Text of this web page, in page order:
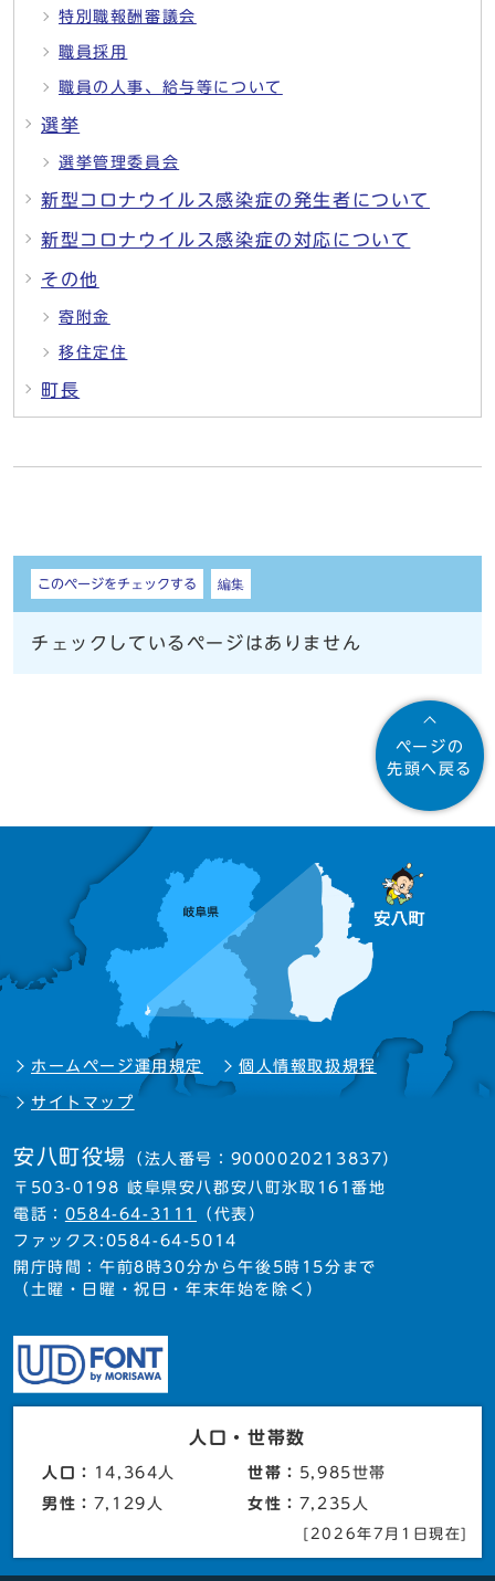
特別職報酬審議会
職員採用
職員の人事、給与等について
選挙
選挙管理委員会
新型コロナウイルス感染症の発生者について
新型コロナウイルス感染症の対応について
その他
寄附金
移住定住
町長
しおり
このページをチェックする 編集
チェックしているページはありません
ページの
先頭へ戻る
ホームページ運用規定 個人情報取扱規程
サイトマップ
安八町役場 （法人番号：9000020213837）
〒503-0198 岐阜県安八郡安八町氷取161番地
電話： 0584-64-3111
（代表）
ファックス:0584-64-5014
開庁時間：午前8時30分から午後5時15分まで
（土曜・日曜・祝日・年末年始を除く）
人口・世帯数
人口： 14,364人 世帯： 5,985世帯
男性： 7,129人 女性： 7,235人
[2026年7月1日現在]